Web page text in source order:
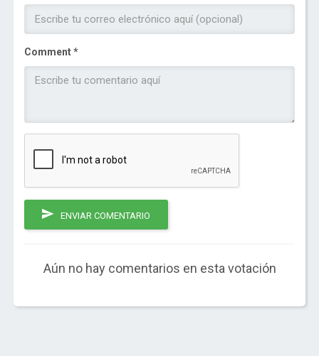
Comment *
ENVIAR COMENTARIO
Aún no hay comentarios en esta votación